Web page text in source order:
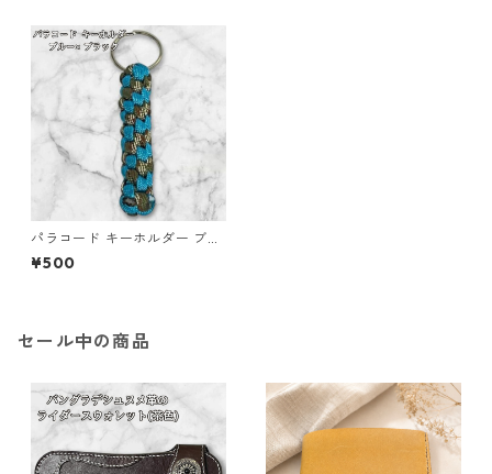
パラコード キーホルダー ブル
ー ブラック 編み込み s16
¥500
セール中の商品